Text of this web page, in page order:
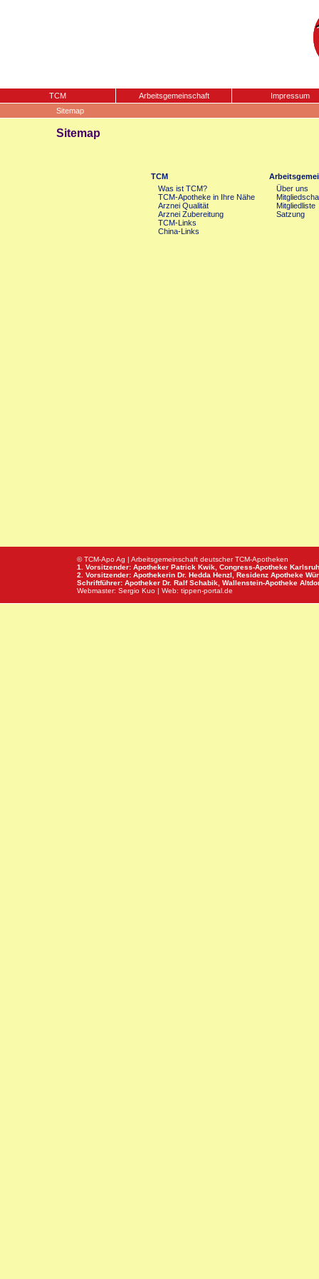
TCM Arbeitsgemeinschaft
Impressum
Sitemap
Sitemap
TCM
Was ist TCM?
TCM-Apotheke in Ihre Nähe
Arznei Qualität
Arznei Zubereitung
TCM-Links
China-Links
Über uns
Mitgliedliste
Satzung
© TCM-Apo Ag | Arbeitsgemeinschaft deutscher TCM-Apotheken
1. Vorsitzender: Apotheker Patrick Kwik, Congress-Apotheke
2. Vorsitzender: Apothekerin Dr. Hedda Henzl, Residenz Apotheke
Schriftführer: Apotheker Dr. Ralf Schabik, Wallenstein-Apotheke
Webmaster: Sergio Kuo | Web: tippen-portal.de